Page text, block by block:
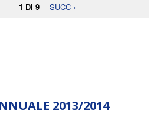
1 DI 9
SUCC ›
2013/2014